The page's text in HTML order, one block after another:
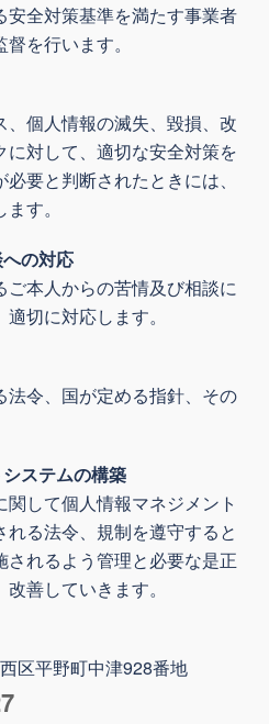
全対策基準を満たす事業者
を行います。
個人情報の滅失、毀損、改
に対して、適切な安全対策を
要と判断されたときには、
す。
の対応
本人からの苦情及び相談に
切に対応します。
令、国が定める指針、その
ステムの構築
して個人情報マネジメント
る法令、規制を遵守すると
されるよう管理と必要な是正
善していきます。
区平野町中津928番地